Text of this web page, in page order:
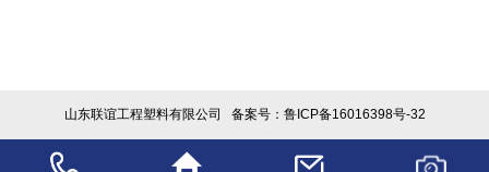
山东联谊工程塑料有限公司 备案号：鲁ICP备16016398号-32